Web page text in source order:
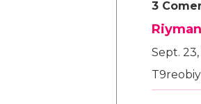
3
Riyman
Sept.
T9reobiy